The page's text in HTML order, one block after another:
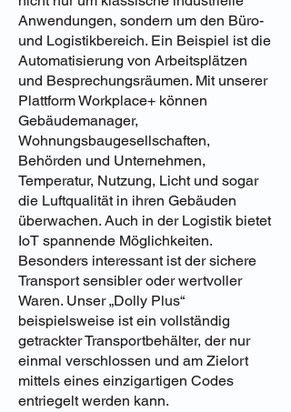
Anwendungen, sondern um den Büro-
und Logistikbereich. Ein Beispiel ist die
Automatisierung von Arbeitsplätzen
und Besprechungsräumen. Mit unserer
Plattform Workplace+ können
Gebäudemanager,
Wohnungsbaugesellschaften,
Behörden und Unternehmen,
Temperatur, Nutzung, Licht und sogar
die Luftqualität in ihren Gebäuden
überwachen. Auch in der Logistik bietet
IoT spannende Möglichkeiten.
Besonders interessant ist der sichere
Transport sensibler oder wertvoller
Waren. Unser „Dolly Plus“
beispielsweise ist ein vollständig
getrackter Transportbehälter, der nur
einmal verschlossen und am Zielort
mittels eines einzigartigen Codes
entriegelt werden kann.